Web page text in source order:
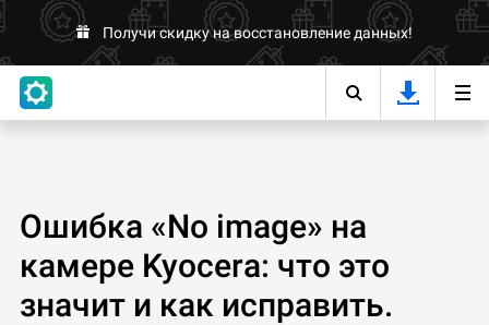
Получи скидку на восстановление данных!
Ошибка «No image» на
камере Kyocera: что это
значит и как исправить.